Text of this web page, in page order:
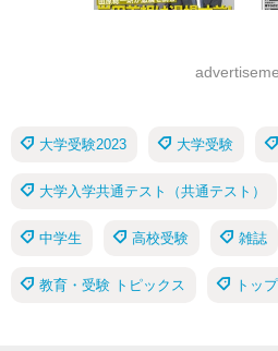
大学受験2023 大学受験
大学入学共通テスト（共通テスト）
中学生 高校受験 雑誌
教育・受験 トピックス トッ